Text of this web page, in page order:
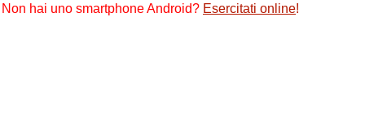
Non hai uno smartphone Android? Esercitati online!